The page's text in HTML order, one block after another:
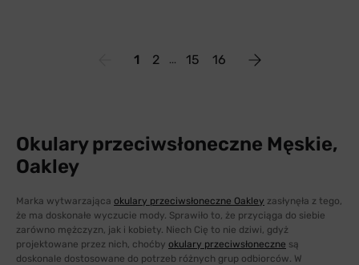
1 2 15 16
Okulary przeciwsłoneczne Męskie,
Oakley
Marka wytwarzająca okulary przeciwsłoneczne Oakley zasłynęła z tego,
że ma doskonałe wyczucie mody. Sprawiło to, że przyciąga do siebie
zarówno mężczyzn, jak i kobiety. Niech Cię to nie dziwi, gdyż
projektowane przez nich, choćby okulary przeciwsłoneczne są
doskonale dostosowane do potrzeb różnych grup odbiorców. W